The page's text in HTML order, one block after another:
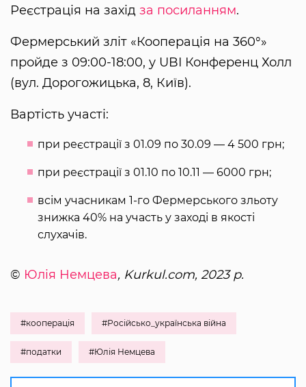
Реєстрація на захід за посиланням.
Фермерський зліт «Кооперація на 360°»
пройде з 09:00-18:00, у UBI Конференц Холл
(вул. Дорогожицька, 8, Київ).
Вартість участі:
при реєстрації з 01.09 по 30.09 — 4 500 грн;
при реєстрації з 01.10 по 10.11 — 6000 грн;
всім учасникам 1-го Фермерського зльоту
знижка 40% на участь у заході в якості
слухачів.
© Юлія Немцева, Kurkul.com, 2023 р.
#кооперація #Російсько_українська війна
#податки #Юлія Немцева